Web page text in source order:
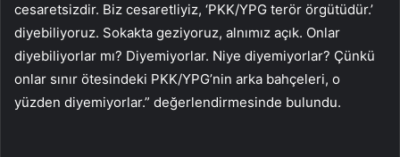
cesaretsizdir. Biz cesaretliyiz, ‘PKK/YPG terör örgütüdür.’
diyebiliyoruz. Sokakta geziyoruz, alnımız açık. Onlar
diyebiliyorlar mı? Diyemiyorlar. Niye diyemiyorlar? Çünkü
onlar sınır ötesindeki PKK/YPG’nin arka bahçeleri, o
yüzden diyemiyorlar.” değerlendirmesinde bulundu.